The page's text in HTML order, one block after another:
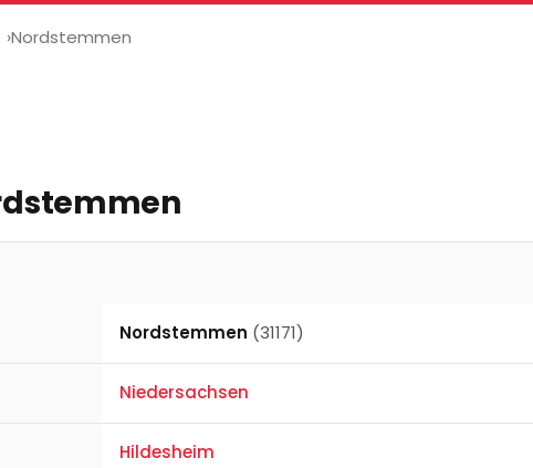
Nordstemmen
Nordstemmen (31171)
Niedersachsen
Hildesheim